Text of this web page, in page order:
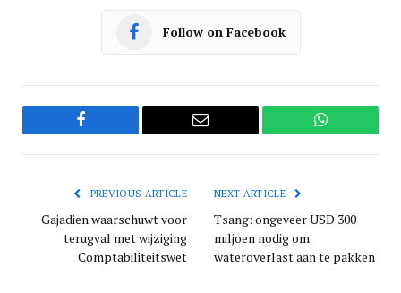
Follow on Facebook
Facebook Email WhatsApp
PREVIOUS ARTICLE
Gajadien waarschuwt voor
terugval met wijziging
Comptabiliteitswet
NEXT ARTICLE
Tsang: ongeveer USD 300
miljoen nodig om
wateroverlast aan te pakken